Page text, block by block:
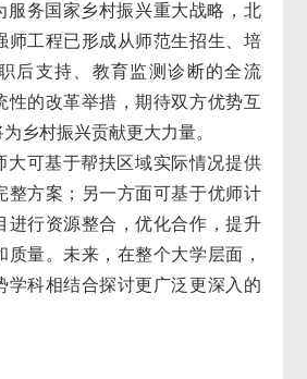
服务国家乡村振兴重大战略，北
师工程已形成从师范生招生、培
后支持、教育监测诊断的全流
性的改革举措，期待双方优势互
乡村振兴贡献更大力量。
大可基于帮扶区域实际情况提供
整方案；另一方面可基于优师计
进行资源整合，优化合作，提升
质量。未来，在整个大学层面，
学科相结合探讨更广泛更深入的